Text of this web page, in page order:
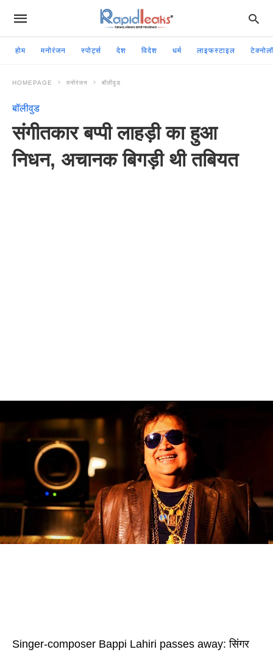
होम मनोरंजन स्पोर्ट्स देश विदेश धर्म लाइफस्टाइल
HOMEPAGE मनोरंजन बॉलीवुड
बॉलीवुड
संगीतकार बप्पी लाहड़ी का हुआ
निधन, अचानक बिगड़ी थी तबियत
Singer-composer Bappi Lahiri passes away: सिंगर